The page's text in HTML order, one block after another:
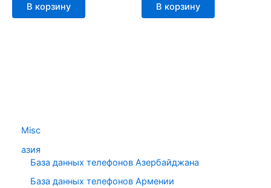
Misc
азия
База данных телефонов Азербайджана
База данных телефонов Армении
В корзину В корзину